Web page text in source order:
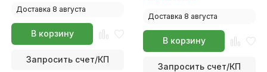
Доставка 8 августа
В корзину
Запросить счет/КП
Доставка 8 августа
В корзину
Запросить счет/КП